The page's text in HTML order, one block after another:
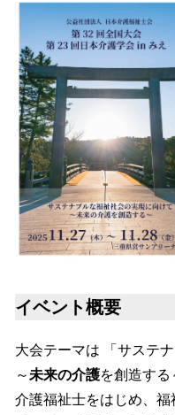
イベント概要
大会テーマは 「サステ
～未来の介護を創造する
介護福祉士をはじめ、